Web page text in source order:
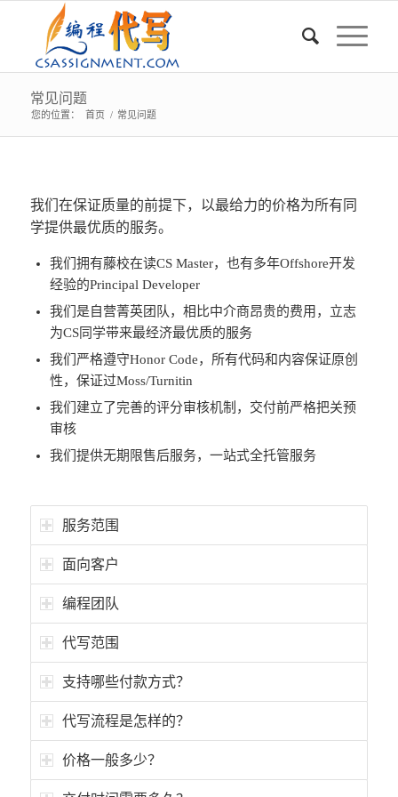
常见问题
您的位置： 首页 / 常见问题
我们在保证质量的前提下，以最给力的价格为所有同
学提供最优质的服务。
我们拥有藤校在读CS Master，也有多年Offshore开发
经验的Principal Developer
我们是自营菁英团队，相比中介商昂贵的费用，立志
为CS同学带来最经济最优质的服务
我们严格遵守Honor Code，所有代码和内容保证原创
性，保证过Moss/Turnitin
我们建立了完善的评分审核机制，交付前严格把关预
审核
我们提供无期限售后服务，一站式全托管服务
服务范围
面向客户
编程团队
代写范围
支持哪些付款方式？
代写流程是怎样的？
价格一般多少？